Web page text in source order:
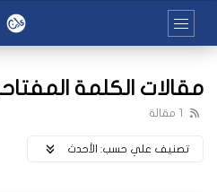
مقالات الكلمة
1 مقالة
تصنيف علي حسب: اﻷحدث